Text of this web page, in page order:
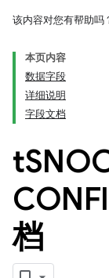
该内容对您有帮助吗
本页内容
数据字段
详细说明
字段文档
t
档